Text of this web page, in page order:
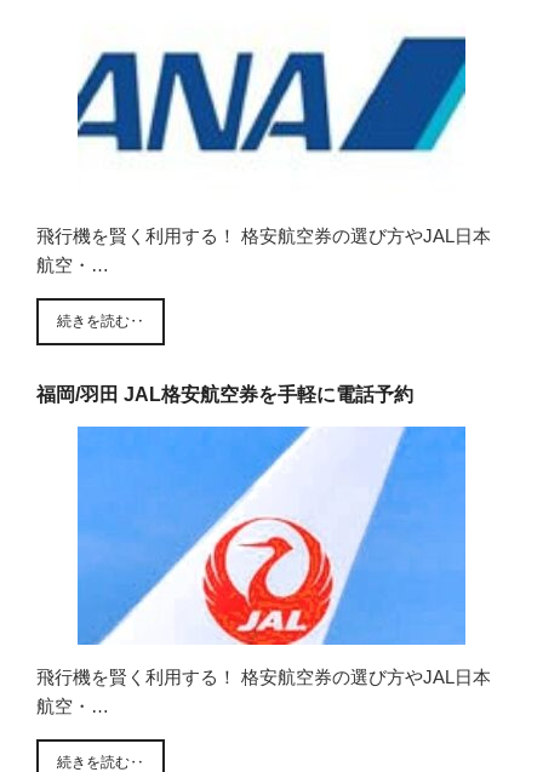
飛行機を賢く利用する！ 格安航空券の選び方やJAL日本
航空・…
続きを読む‥
福岡/羽田 JAL格安航空券を手軽に電話予約
飛行機を賢く利用する！ 格安航空券の選び方やJAL日本
航空・…
続きを読む‥